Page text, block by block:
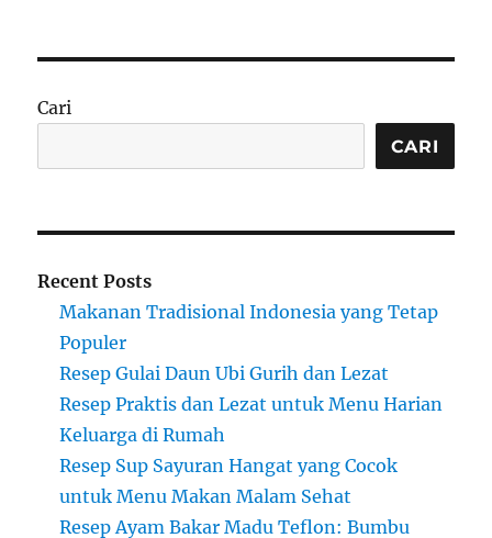
Cari
CARI
Recent Posts
Makanan Tradisional Indonesia yang Tetap
Populer
Resep Gulai Daun Ubi Gurih dan Lezat
Resep Praktis dan Lezat untuk Menu Harian
Keluarga di Rumah
Resep Sup Sayuran Hangat yang Cocok
untuk Menu Makan Malam Sehat
Resep Ayam Bakar Madu Teflon: Bumbu